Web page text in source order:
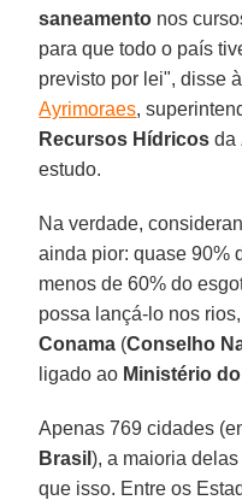
saneamento nos
para que todo o país
previsto por lei", disse à
Ayrimoraes,
Recursos Hídricos da
estudo.
Na verdade,
ainda pior: quase 90%
menos de 60% do
possa lançá-lo nos
Conama (Conselho
ligado ao Ministério
Apenas 769 cidades
Brasil), a maioria
que isso. Entre os